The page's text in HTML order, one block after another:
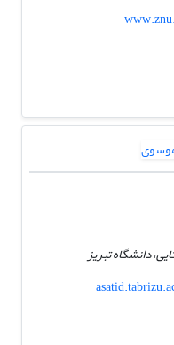
دانشگاه تبریز